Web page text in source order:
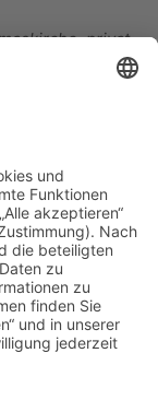
privat
Frahm